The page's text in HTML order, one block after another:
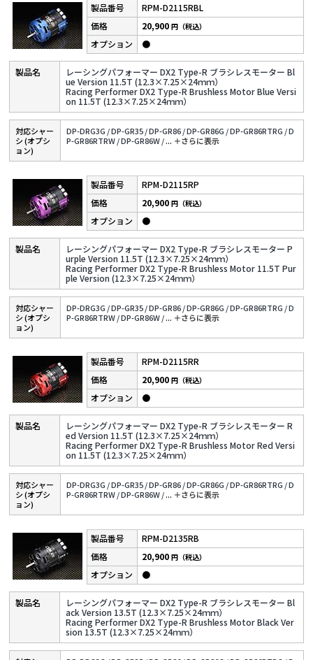
RPM-D2115RBL
レーシングパフォーマー DX2 Type-R ブラシレスモーター Bl
ue Version 11.5T (12.3×7.25×24ｍｍ）
Racing Performer DX2 Type-R Brushless Motor Blue Versi
on 11.5T (12.3×7.25×24ｍｍ）
20,900円（税込）
●
対応シャー
シ (オプシ
ョン)
DP-DRG3G /DP-GR35 /DP-GR86 /DP-GR86G /DP-GR86RTRG /D
P-GR86RTRW /DP-GR86W /... ＋さらに表⽰
RPM-D2115RP
レーシングパフォーマー DX2 Type-R ブラシレスモーター P
urple Version 11.5T (12.3×7.25×24ｍｍ）
Racing Performer DX2 Type-R Brushless Motor 11.5T Pur
ple Version (12.3×7.25×24ｍｍ）
20,900円（税込）
●
対応シャー
シ (オプシ
ョン)
DP-DRG3G /DP-GR35 /DP-GR86 /DP-GR86G /DP-GR86RTRG /D
P-GR86RTRW /DP-GR86W /... ＋さらに表⽰
RPM-D2115RR
レーシングパフォーマー DX2 Type-R ブラシレスモーター R
ed Version 11.5T (12.3×7.25×24ｍｍ）
Racing Performer DX2 Type-R Brushless Motor Red Versi
on 11.5T (12.3×7.25×24ｍｍ）
20,900円（税込）
●
対応シャー
シ (オプシ
ョン)
DP-DRG3G /DP-GR35 /DP-GR86 /DP-GR86G /DP-GR86RTRG /D
P-GR86RTRW /DP-GR86W /... ＋さらに表⽰
RPM-D2135RB
レーシングパフォーマー DX2 Type-R ブラシレスモーター Bl
ack Version 13.5T (12.3×7.25×24ｍｍ）
Racing Performer DX2 Type-R Brushless Motor Black Ver
sion 13.5T (12.3×7.25×24ｍｍ）
20,900円（税込）
●